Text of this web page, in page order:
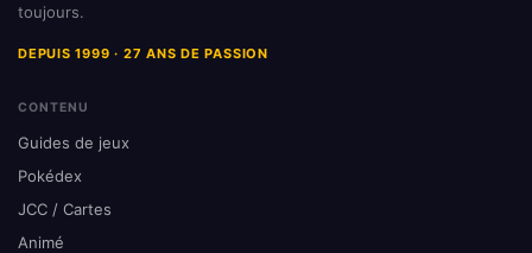
toujours.
DEPUIS 1999 · 27 ANS DE PASSION
CONTENU
Guides de jeux
Pokédex
JCC / Cartes
Animé